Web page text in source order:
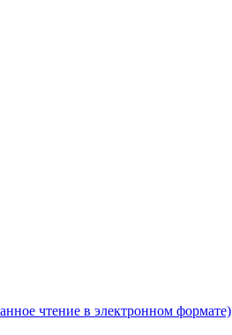
чтение в электронном формате)